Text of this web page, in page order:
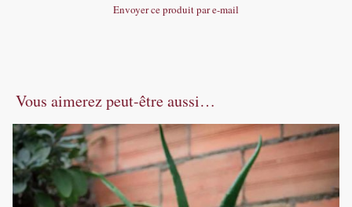
new
Envoyer ce produit par e-mail
Vous aimerez peut-être aussi…